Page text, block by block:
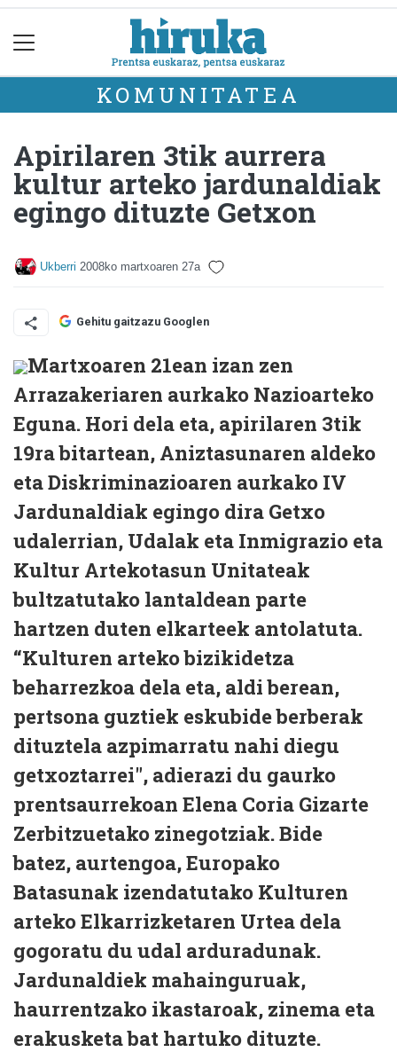
KOMUNITATEA
Apirilaren 3tik aurrera
kultur arteko jardunaldiak
egingo dituzte Getxon
Ukberri 2008ko martxoaren 27a
Gehitu gaitzazu Googlen
Martxoaren 21ean izan zen
Arrazakeriaren aurkako Nazioarteko
Eguna. Hori dela eta, apirilaren 3tik
19ra bitartean, Aniztasunaren aldeko
eta Diskriminazioaren aurkako IV
Jardunaldiak egingo dira Getxo
udalerrian, Udalak eta Inmigrazio eta
Kultur Artekotasun Unitateak
bultzatutako lantaldean parte
hartzen duten elkarteek antolatuta.
“Kulturen arteko bizikidetza
beharrezkoa dela eta, aldi berean,
pertsona guztiek eskubide berberak
dituztela azpimarratu nahi diegu
getxoztarrei", adierazi du gaurko
prentsaurrekoan Elena Coria Gizarte
Zerbitzuetako zinegotziak. Bide
batez, aurtengoa, Europako
Batasunak izendatutako Kulturen
arteko Elkarrizketaren Urtea dela
gogoratu du udal arduradunak.
Jardunaldiek mahainguruak,
haurrentzako ikastaroak, zinema eta
erakusketa bat hartuko dituzte.